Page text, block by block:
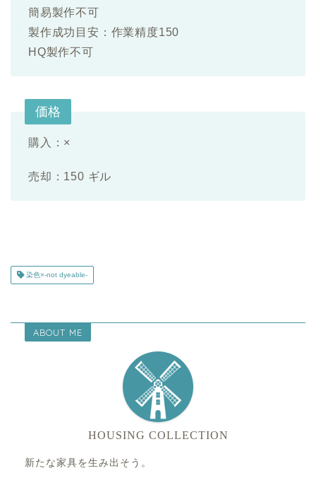
簡易製作不可
製作成功目安：作業精度150
HQ製作不可
価格
購入： ×
売却：150 ギル
染色×-not dyeable-
ABOUT ME
HOUSING COLLECTION
新たな家具を生み出そう。